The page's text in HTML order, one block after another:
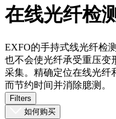
产
解
决
方
案
在线光纤检
EXFO的手持式线光纤检
也不会使光纤承受重压变
采集。精确定位在线光纤
而节约时间并消除臆测。
Filters
如何购买